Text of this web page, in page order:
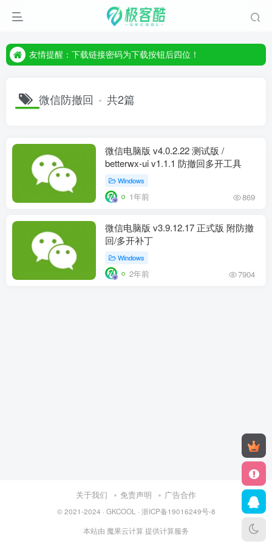
友情提醒：下载链接密码为下载按钮后四位！
友情提醒：下载链接密码为下载按钮后四位！
微信防撤回 共2篇
微信电脑版 v4.0.2.22 测试版 /
betterwx-ui v1.1.1 防撤回多开工具
Windows
1年前 869
微信电脑版 v3.9.12.17 正式版 附防撤
回/多开补丁
Windows
2年前 7904
关于我们 免责声明 广告合作
© 2021-2024 · GKCOOL · 浙ICP备19016249号-8
本站由 魔果云计算 提供计算服务